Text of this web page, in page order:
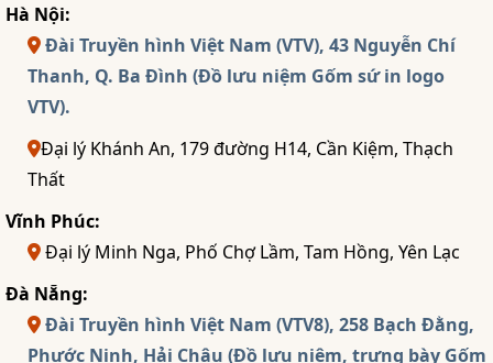
Hà Nội:
Đài Truyền hình Việt Nam (VTV), 43 Nguyễn Chí
Thanh, Q. Ba Đình (Đồ lưu niệm Gốm sứ in logo
VTV).
Đại lý Khánh An, 179 đường H14, Cần Kiệm, Thạch
Thất
Vĩnh Phúc:
Đại lý Minh Nga, Phố Chợ Lầm, Tam Hồng, Yên Lạc
Đà Nẵng:
Đài Truyền hình Việt Nam (VTV8), 258 Bạch Đằng,
Phước Ninh, Hải Châu (Đồ lưu niệm, trưng bày Gốm